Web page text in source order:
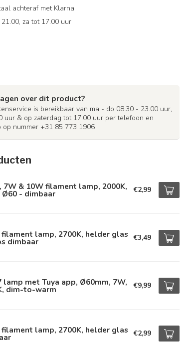
achteraf met Klarna
za tot 17.00 uur
over dit product?
is bereikbaar van ma - do 08.30 - 23.00 uur,
uur & op zaterdag tot 17.00 uur per telefoon en
nummer +31 85 773 1906
7W & 10W filament lamp, 2000K,
- dimbaar €2,99
lamp, 2700K, helder glas
dimbaar €3,49
lamp met Tuya app, Ø60mm, 7W,
dim-to-warm €9,99
lamp, 2700K, helder glas €2,99